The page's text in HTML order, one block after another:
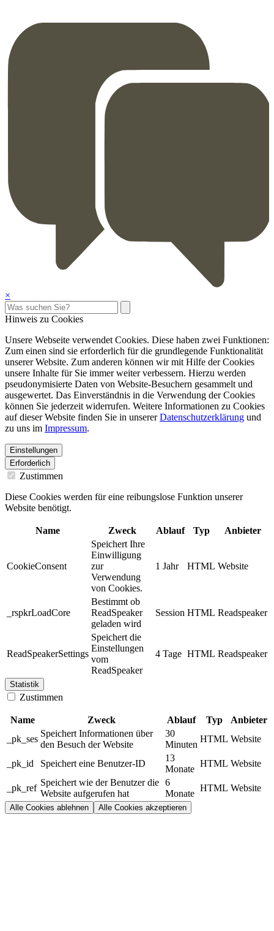
×
Hinweis zu Cookies
Unsere Webseite verwendet Cookies. Diese haben zwei Funktionen:
Zum einen sind sie erforderlich für die grundlegende Funktionalität
unserer Website. Zum anderen können wir mit Hilfe der Cookies
unsere Inhalte für Sie immer weiter verbessern. Hierzu werden
pseudonymisierte Daten von Website-Besuchern gesammelt und
ausgewertet. Das Einverständnis in die Verwendung der Cookies
können Sie jederzeit widerrufen. Weitere Informationen zu Cookies
auf dieser Website finden Sie in unsererDatenschutzerklärung und
zu uns im Impressum.
Einstellungen
Erforderlich
Zustimmen
Diese Cookies werden für eine reibungslose Funktion unserer
Website benötigt.
Name Zweck Ablauf Typ Anbieter
CookieConsent
Speichert Ihre
Einwilligung
zur
Verwendung
von Cookies.
1 Jahr HTML Website
_rspkrLoadCore
Bestimmt ob
ReadSpeaker
geladen wird
Session HTML Readspeaker
ReadSpeakerSettings
Speichert die
Einstellungen
vom
ReadSpeaker
4 Tage HTML Readspeaker
Statistik
Zustimmen
Name Zweck Ablauf Typ
Anbieter
_pk_ses
Speichert Informationen über
den Besuch der Website
30
Minuten
HTML Website
_pk_id Speichert eine Benutzer-ID
13
Monate
HTML Website
_pk_ref
Speichert wie der Benutzer die
Website aufgerufen hat
6
Monate
HTML Website
Alle Cookies ablehnen Alle Cookies akzeptieren